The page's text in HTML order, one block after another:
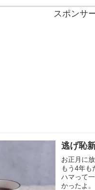
スポンサ
逃げ恥
お正月に
もう4年も
ハマって
かったよ